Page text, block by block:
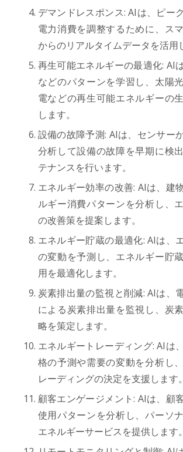
デマンドレスポンス: AIは、ピー
電力消費を調整するために、ス
からのリアルタイムデータを活用
再生可能エネルギーの最適化: AI
などのパターンを学習し、太陽
電などの再生可能エネルギーの
します。
設備の故障予測: AIは、センサー
分析して設備の故障を早期に検
テナンスを行います。
エネルギー効率の改善: AIは、建
ルギー消費パターンを分析し、
の改善策を提案します。
エネルギー貯蔵の最適化: AIは、
の変動を予測し、エネルギー貯
用を最適化します。
炭素排出量の監視と削減: AIは、
による炭素排出量を監視し、炭
略を策定します。
エネルギートレーディング: AIは
格の予測や需要の変動を分析し
レーディングの決定を支援します。
顧客エンゲージメント: AIは、顧
使用パターンを分析し、パーソ
エネルギーサービスを提供します。